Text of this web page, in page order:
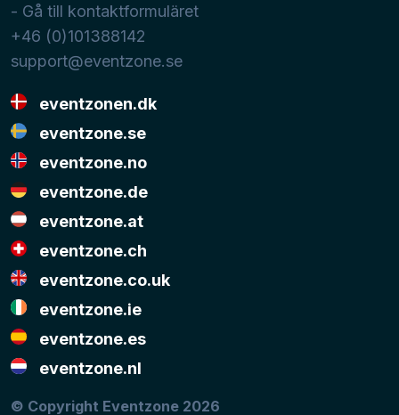
- Gå till kontaktformuläret
+46 (0)101388142
support@eventzone.se
eventzonen.dk
eventzone.se
eventzone.no
eventzone.de
eventzone.at
eventzone.ch
eventzone.co.uk
eventzone.ie
eventzone.es
eventzone.nl
© Copyright Eventzone 2026